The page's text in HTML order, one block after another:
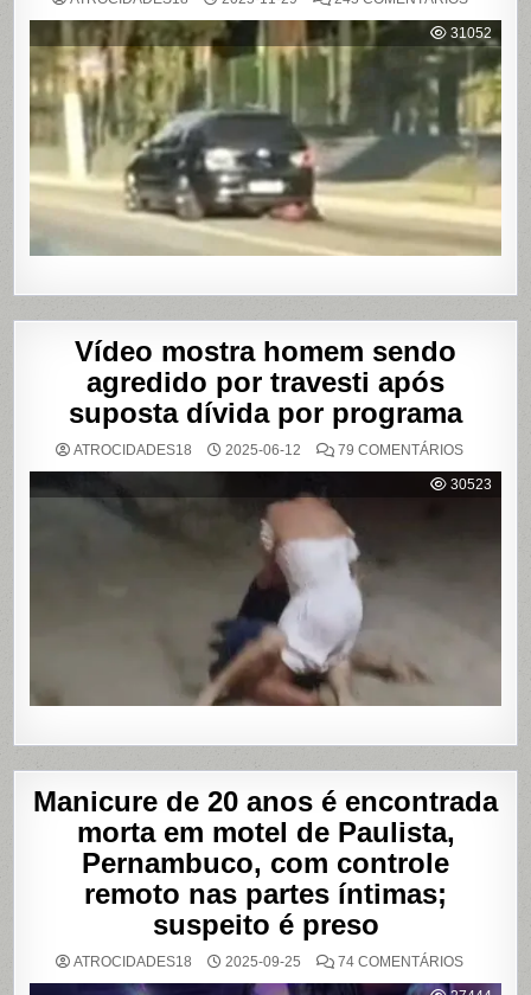
É
E
POR
APÓS
BRIGA
EM
CASA
SHOWS
SÃO
PAULO
31052
Vídeo mostra homem sendo
agredido por travesti após
suposta dívida por programa
ATROCIDADES18 2025-06-12 79 COMENTÁRIOSEM
MOSTRA
HOMEM
30523
Manicure de 20 anos é encontrada
morta em motel de Paulista,
Pernambuco, com controle
remoto nas partes íntimas;
suspeito é preso
ATROCIDADES18 2025-09-25 74 COMENTÁRIOSEM
DE